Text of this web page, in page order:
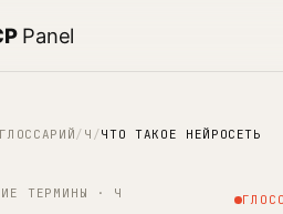
ГЛОССАРИЙ/ Ч /ЧТО ТАКОЕ НЕЙРОСЕТЬ
ТЕРМИНЫ · Ч